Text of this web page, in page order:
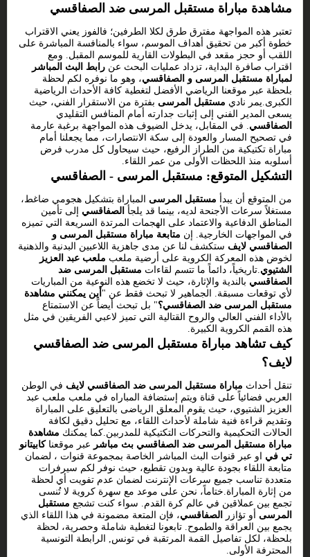
مشاهدة مباراة مستقبل المرسى ضد الصفاقسي
تعتبر هذه المواجهة مفترق طرق لكلا الطرفين؛ فالفوز يعني الاقتراب
خطوة أكبر من تحقيق أهداف الموسم، سواء بالمنافسة المباشرة على
اللقب أو حجز مقعد في البطولات القارية للموسم المقبل. ومع
اقتراب صافرة البداية، تزداد عمليات البحث عن رابط البث المباشر
لمباراة مستقبل المرسى و الصفاقسي، وهو ما نوفره لكم لحظة
بلحظة عبر موقعنا الرياضي الأفضل لتغطية كافة الأحداث الرياضية
الكبرى.يمر نادي مستقبل المرسى بفترة من الاستقرار الفني، حيث
يسعى المدير الفني إلى إثبات جدارته أمام المنافس التقليدي
الصفاقسي. في المقابل، يدخل الضيوف هذه المواجهة برغبة عارمة
في تصحيح المسار والعودة إلى سكة الانتصارات، مما يجعلنا أمام
مباراة تكتيكية من الطراز الرفيع، حيث سيحاول كل مدرب فرض
أسلوبه منذ اللحظات الأولى من عمر اللقاء.
التشكيل المتوقع: مستقبل المرسى - الصفاقسي
من المتوقع أن يبدأ مستقبل المرسى المباراة بتشكيل هجومي ضاغط،
مستغلاً سرعات الأجنحة لديه، بينما قد يلجأ الصفاقسي إلى تأمين
المناطق الدفاعية والاعتماد على الهجمات المرتدة السريعة التي تميزه
في المواجهات الخارجية. إن متابعة مباراة مستقبل المرسى و
الصفاقسي لايف ستكشف لنا عن مدى جاهزية اللاعبين البدنية والذهنية
لخوض هذه المعركة الكروية على أرضية ملعب ملعب عبد العزيز
الشتيوي.تاريخياً، دائماً ما تتسم لقاءات مستقبل المرسى ضد
الصفاقسي بالندية والإثارة، حيث لا تخضع هذه النوعية من المباريات
لأي توقعات مسبقة. الجماهير لا تبحث فقط عن " أين يمكنني مشاهدة
مستقبل المرسى ضد الصفاقسي؟" بل تبحث أيضاً عن الاستمتاع
بالأداء الفني العالي والروح القتالية التي تميز لاعبي الفريقين في مثل
هذه القمم الكروية الكبيرة.
كيف تشاهد مباراة مستقبل المرسى ضد الصفاقسي
لايف؟
تنقل أحداث مباراة مستقبل المرسى ضد الصفاقسي لايف في الوطن
العربي فضائياً على قناة ويتم إستضافة المباراه في ملعب ملعب عبد
العزيز الشتيوي، حيث يقوم المعلق الرياضى بالتعليق على المباراة
وتقديم قراءة فنية شاملة لأحداث اللقاء، مع تحليل دقيق لكافة
الحالات التحكيمية والتحركات التكتيكية للمدربين.كما يمكنك مشاهدة
مباراة مستقبل المرسى ضد الصفاقسي بث مباشر عبر موقعناكابيتانو
تي في او عبر قنوات البث المباشر الخاصة بمجموعة قنوات ، لضمان
متابعة اللقاء بجودة عالية وبدون تقطيع، حيث نوفر لكم سيرفرات
متعددة تناسب جميع سرعات الإنترنت لضمان عدم تفويت أي لحظة
من إثارة المباراة.ختاماً، نحن على موعد مع سهرة كروية لا تُنسى
تجمع بين عملاقين في عالم كرة القدم. سواء كنت تشجع مستقبل
المرسى أو تؤازر الصفاقسي، فإن المتعة مضمونة في هذا اللقاء الذي
يجمع بين العراقة والطموح. تابعونا لتغطية شاملة وحصرية، لحظة
بلحظة، لكل تفاصيل القمة المرتقبة في تونس, الرابطة التونسية
المحترفة الأولى.